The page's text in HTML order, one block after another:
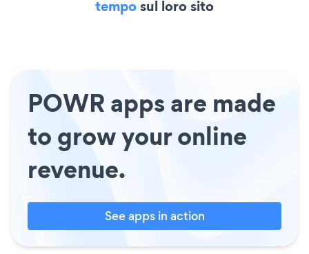
temposul loro sito
POWR apps are made
to grow your online
revenue.
See apps in action